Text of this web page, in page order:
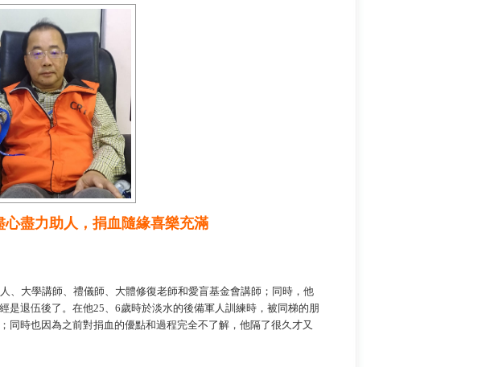
盡力助人，捐血隨緣喜樂充滿
大學講師、禮儀師、大體修復老師和愛盲基金會講師；同時，他
是退伍後了。在他25、6歲時於淡水的後備軍人訓練時，被同梯的朋
同時也因為之前對捐血的優點和過程完全不了解，他隔了很久才又